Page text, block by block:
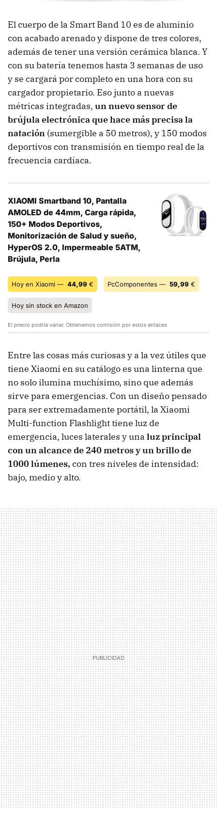
El cuerpo de la Smart Band 10 es de aluminio
con acabado arenado y dispone de tres colores,
además de tener una versión cerámica blanca. Y
con su batería tenemos hasta 3 semanas de uso
y se cargará por completo en una hora con su
cargador propietario. Eso junto a nuevas
métricas integradas, un nuevo sensor de
brújula electrónica que hace más precisa la
natación (sumergible a 50 metros), y 150 modos
deportivos con transmisión en tiempo real de la
frecuencia cardíaca.
XIAOMI Smartband 10, Pantalla
AMOLED de 44mm, Carga rápida,
150+ Modos Deportivos,
Monitorización de Salud y sueño,
HyperOS 2.0, Impermeable 5ATM,
Brújula, Perla
Hoy en Xiaomi — 44,99 € PcComponentes — 59,99 €
Hoy sin stock en Amazon
El precio podría variar. Obtenemos comisión por estos enlaces
Entre las cosas más curiosas y a la vez útiles que
tiene Xiaomi en su catálogo es una linterna que
no solo ilumina muchísimo, sino que además
sirve para emergencias. Con un diseño pensado
para ser extremadamente portátil, la Xiaomi
Multi-function Flashlight tiene luz de
emergencia, luces laterales y una luz principal
con un alcance de 240 metros y un brillo de
1000 lúmenes, con tres niveles de intensidad:
bajo, medio y alto.